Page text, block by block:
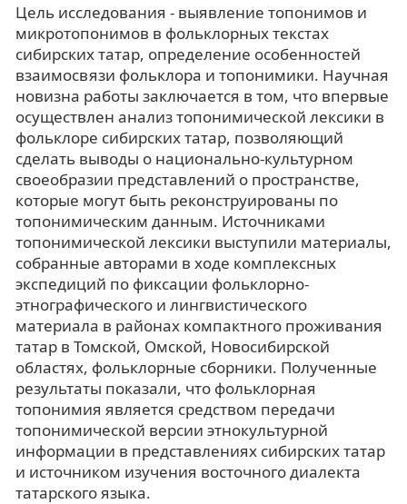
Цель исследования - выявление топонимов и
микротопонимов в фольклорных текстах
сибирских татар, определение особенностей
взаимосвязи фольклора и топонимики. Научная
новизна работы заключается в том, что впервые
осуществлен анализ топонимической лексики в
фольклоре сибирских татар, позволяющий
сделать выводы о национально-культурном
своеобразии представлений о пространстве,
которые могут быть реконструированы по
топонимическим данным. Источниками
топонимической лексики выступили материалы,
собранные авторами в ходе комплексных
экспедиций по фиксации фольклорно-
этнографического и лингвистического
материала в районах компактного проживания
татар в Томской, Омской, Новосибирской
областях, фольклорные сборники. Полученные
результаты показали, что фольклорная
топонимия является средством передачи
топонимической версии этнокультурной
информации в представлениях сибирских татар
и источником изучения восточного диалекта
татарского языка.